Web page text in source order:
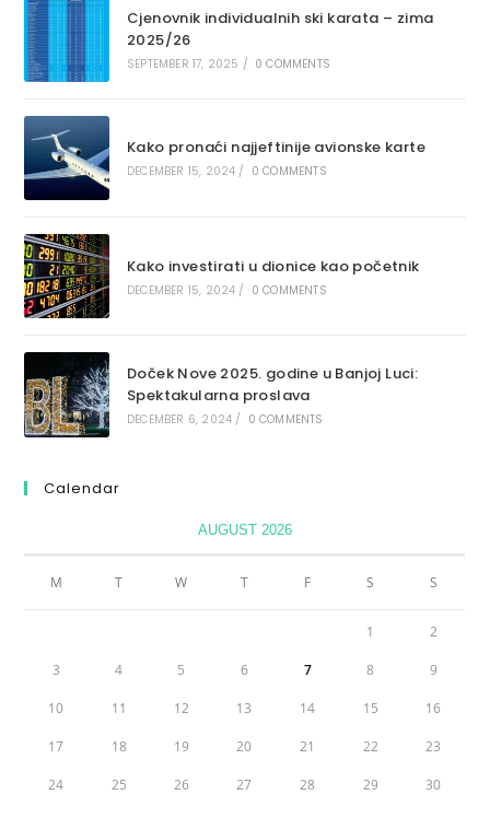
Cjenovnik individualnih ski karata – zima
2025/26
SEPTEMBER 17, 2025 / 0 COMMENTS
Kako pronaći najjeftinije avionske karte
DECEMBER 15, 2024 / 0 COMMENTS
Kako investirati u dionice kao početnik
DECEMBER 15, 2024 / 0 COMMENTS
Doček Nove 2025. godine u Banjoj Luci:
Spektakularna proslava
DECEMBER 6, 2024 / 0 COMMENTS
Calendar
AUGUST 2026
M T W T F S S
1 2
3 4 5 6 7 8 9
10 11 12 13 14 15 16
17 18 19 20 21 22 23
24 25 26 27 28 29 30